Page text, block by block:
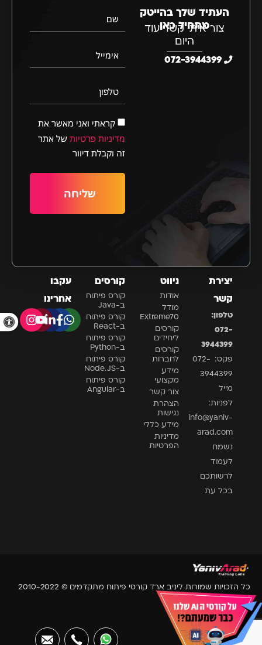
פתח
העתיד שלך בהייטק
מתחיל כאן
צור איתי קשר עוד
היום
שם
אימייל
טלפון
קראתי ואני מאשר את
מדיניות פרטיות של אתר
זה וקבלת דיוור
שליחה
יצירת
קשר
טלפון:
072-
3944399
פקס: 072-
3944399
מייל
לפניות:
info@yaniv-
arad.com
נשמח
לעמוד
לרשותכם
בכל עת
ניווט
אודות
מודל
Extreme70
קורסים
ליחידים
קורסים
לחברות
מידע
מקצועי
צור קשר
הצהרת
נגישות
מידע כללי
מדיניות
הפרטיות
קורסים
קורס פיתוח
ב-Java
קורס פיתוח
ב-React
קורס פיתוח
ב-Python
קורס פיתוח
ב-Node.JS
קורס פיתוח
ב-Angular
עקבו
אחרינו
כל הזכויות שמורות ליניב ארד קורסי פיתוח מתקדמים © 2010-2022
Website by Essence